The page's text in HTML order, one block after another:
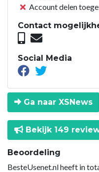
Account delen
Contact
Social Media
Ga naar XSNews
Bekijk 149
Beoordeling
BesteUsenet.nl heeft in